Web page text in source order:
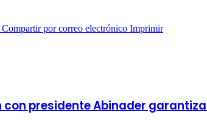
Compartir por correo electrónico Imprimir
presidente Abinader